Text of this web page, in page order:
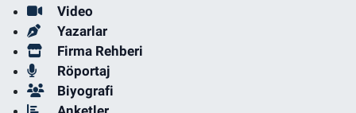
Video
Yazarlar
Firma Rehberi
Röportaj
Biyografi